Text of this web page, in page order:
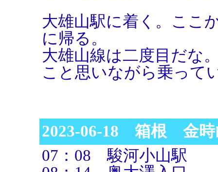
大雄山駅に着く。ここ
に帰る。
大雄山線は二度目だな
こと思いながら乗って
2023-06-18 箱根 金
07：08 駿河小山駅